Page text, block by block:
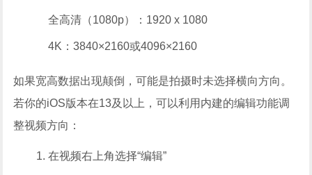
全高清（1080p）：1920 x 1080
4K：3840×2160或4096×2160
如果宽高数据出现颠倒，可能是拍摄时未选择横向方向。
若你的iOS版本在13及以上，可以利用内建的编辑功能调
整视频方向：
在视频右上角选择“编辑”